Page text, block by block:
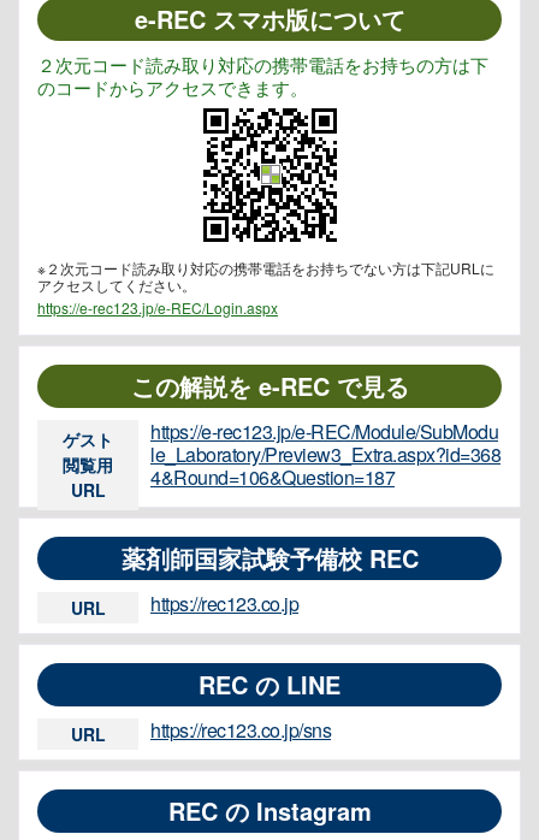
e-REC スマホ版について
２次元コード読み取り対応の携帯電話をお持ちの方は下
のコードからアクセスできます。
※２次元コード読み取り対応の携帯電話をお持ちでない方は下記URLに
アクセスしてください。
https://e-rec123.jp/e-REC/Login.aspx
この解説を e-REC で見る
ゲスト
閲覧用
URL
https://e-rec123.jp/e-REC/Module/SubModu
le_Laboratory/Preview3_Extra.aspx?id=368
4&Round=106&Question=187
薬剤師国家試験予備校 REC
URL https://rec123.co.jp
REC の LINE
URL https://rec123.co.jp/sns
REC の Instagram